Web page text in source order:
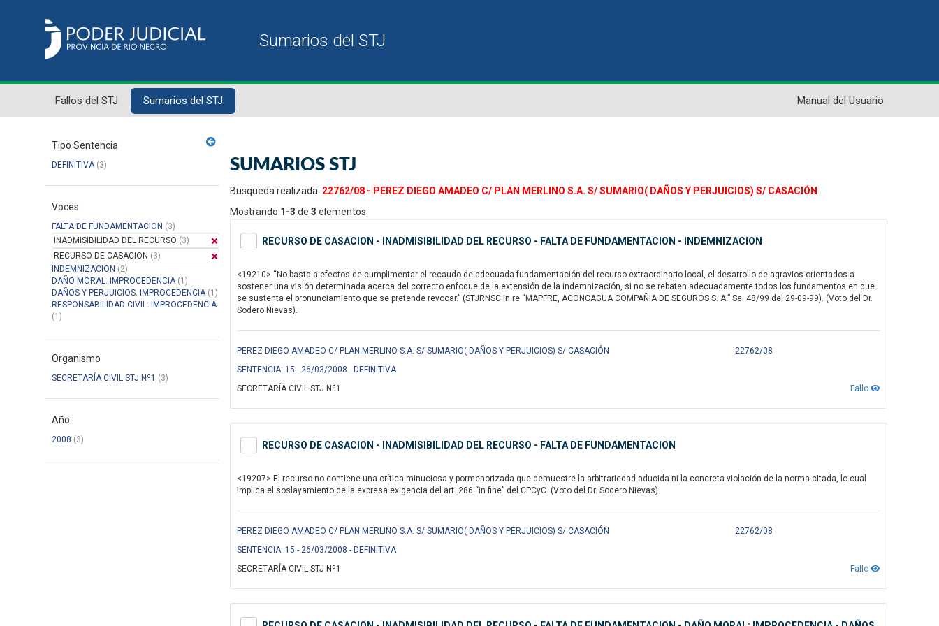
Fallos del STJ Sumarios del STJ Manual del Usuario
Tipo Sentencia
DEFINITIVA(3)
Voces
FALTA DE FUNDAMENTACION (3)
INADMISIBILIDAD DEL RECURSO (3)
RECURSO DE CASACION (3)
INDEMNIZACION (2)
DAÑO MORAL: IMPROCEDENCIA(1)
DAÑOS Y PERJUICIOS: IMPROCEDENCIA(1)
RESPONSABILIDAD CIVIL: IMPROCEDENCIA
(1)
Organismo
SECRETARÍA CIVIL STJ Nº1 (3)
Año
2008 (3)
SUMARIOS STJ
Busqueda realizada: 22762/08 - PEREZ DIEGO AMADEO C/ PLAN MERLINO S.A. S/ SUMARIO( DAÑOS Y PERJUICIOS) S/ CASACIÓN
Mostrando 1-3 de 3 elementos.
RECURSO DE CASACION - INADMISIBILIDAD DEL RECURSO - FALTA DE FUNDAMENTACION - INDEMNIZACION
<19210> “No basta a efectos de cumplimentar el recaudo de adecuada fundamentación del recurso extraordinario local, el desarrollo de agravios orientados a
sostener una visión determinada acerca del correcto enfoque de la extensión de la indemnización, si no se rebaten adecuadamente todos los fundamentos en que
se sustenta el pronunciamiento que se pretende revocar.” (STJRNSC in re “MAPFRE, ACONCAGUA COMPAÑIA DE SEGUROS S. A.” Se. 48/99 del 29-09-99). (Voto del Dr.
Sodero Nievas).
PEREZ DIEGO AMADEO C/ PLAN MERLINO S.A. S/ SUMARIO( DAÑOS Y PERJUICIOS) S/ CASACIÓN
22762/08
SENTENCIA: 15 - 26/03/2008 - DEFINITIVA
Fallo
SECRETARÍA CIVIL STJ Nº1
RECURSO DE CASACION - INADMISIBILIDAD DEL RECURSO - FALTA DE FUNDAMENTACION
<19207> El recurso no contiene una crítica minuciosa y pormenorizada que demuestre la arbitrariedad aducida ni la concreta violación de la norma citada, lo cual
implica el soslayamiento de la expresa exigencia del art. 286 “in fine” del CPCyC. (Voto del Dr. Sodero Nievas).
PEREZ DIEGO AMADEO C/ PLAN MERLINO S.A. S/ SUMARIO( DAÑOS Y PERJUICIOS) S/ CASACIÓN
22762/08
SENTENCIA: 15 - 26/03/2008 - DEFINITIVA
Fallo
SECRETARÍA CIVIL STJ Nº1